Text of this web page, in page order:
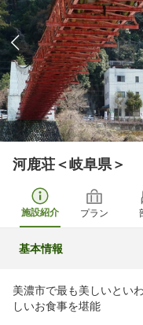
河鹿荘＜岐阜県＞
施設紹介 プラン
基本情報
美濃市で最も美しいとい
しいお食事を堪能